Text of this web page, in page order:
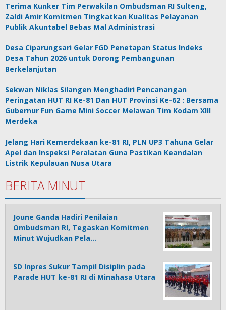
Terima Kunker Tim Perwakilan Ombudsman RI Sulteng,
Zaldi Amir Komitmen Tingkatkan Kualitas Pelayanan
Publik Akuntabel Bebas Mal Administrasi
Desa Ciparungsari Gelar FGD Penetapan Status Indeks
Desa Tahun 2026 untuk Dorong Pembangunan
Berkelanjutan
Sekwan Niklas Silangen Menghadiri Pencanangan
Peringatan HUT RI Ke-81 Dan HUT Provinsi Ke-62 : Bersama
Gubernur Fun Game Mini Soccer Melawan Tim Kodam XIII
Merdeka
Jelang Hari Kemerdekaan ke-81 RI, PLN UP3 Tahuna Gelar
Apel dan Inspeksi Peralatan Guna Pastikan Keandalan
Listrik Kepulauan Nusa Utara
BERITA MINUT
Joune Ganda Hadiri Penilaian
Ombudsman RI, Tegaskan Komitmen
Minut Wujudkan Pela…
SD Inpres Sukur Tampil Disiplin pada
Parade HUT ke-81 RI di Minahasa Utara